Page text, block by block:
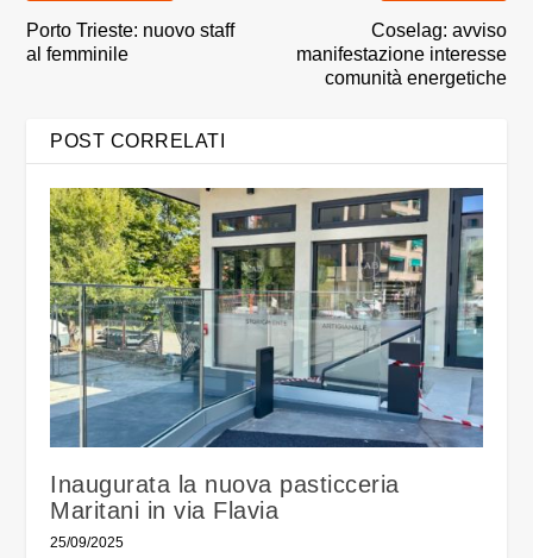
Porto Trieste: nuovo staff
al femminile
Coselag: avviso
manifestazione interesse
comunità energetiche
POST CORRELATI
Inaugurata la nuova pasticceria
Maritani in via Flavia
25/09/2025